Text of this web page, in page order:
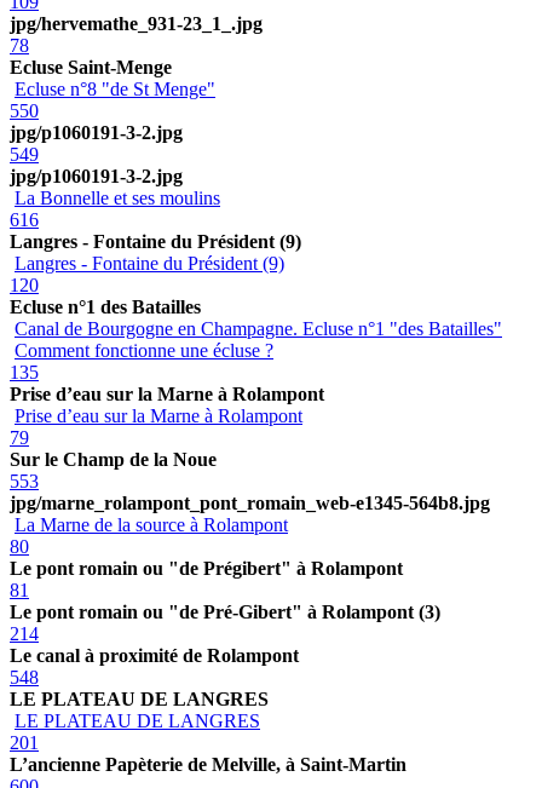
jpg/hervemathe_931-23_1_.jpg
78
Ecluse Saint-Menge
Ecluse n°8 "de St Menge"
550
jpg/p1060191-3-2.jpg
549
jpg/p1060191-3-2.jpg
La Bonnelle et ses moulins
616
Langres - Fontaine du Président (9)
Langres - Fontaine du Président (9)
120
Ecluse n°1 des Batailles
Canal de Bourgogne en Champagne. Ecluse n°1 "des Batailles"
Comment fonctionne une écluse ?
135
Prise d’eau sur la Marne à Rolampont
Prise d’eau sur la Marne à Rolampont
79
Sur le Champ de la Noue
553
jpg/marne_rolampont_pont_romain_web-e1345-564b8.jpg
La Marne de la source à Rolampont
80
Le pont romain ou "de Prégibert" à Rolampont
81
Le pont romain ou "de Pré-Gibert" à Rolampont (3)
214
Le canal à proximité de Rolampont
548
LE PLATEAU DE LANGRES
LE PLATEAU DE LANGRES
201
L’ancienne Papèterie de Melville, à Saint-Martin